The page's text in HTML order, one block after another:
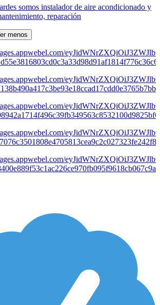
somos instalador de aire acondicionado y
reparación
menos